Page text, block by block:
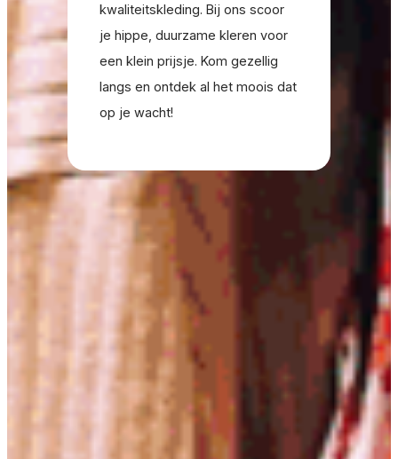
kwaliteitskleding. Bij ons scoor
je hippe, duurzame kleren voor
een klein prijsje. Kom gezellig
langs en ontdek al het moois dat
op je wacht!